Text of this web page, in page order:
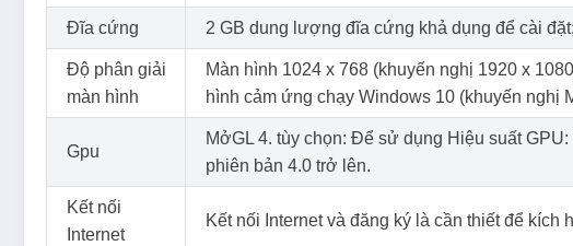
Đĩa cứng 2 GB dung lượng đĩa cứng khả dụng để cài
Độ phân giải
màn hình
Màn hình 1024 x 768 (khuyến nghị 1920 x
hình cảm ứng chạy Windows 10 (khuyến nghị
Gpu
MởGL 4. tùy chọn: Để sử dụng Hiệu suất
phiên bản 4.0 trở lên.
Kết nối
Internet
Kết nối Internet và đăng ký là cần thiết để